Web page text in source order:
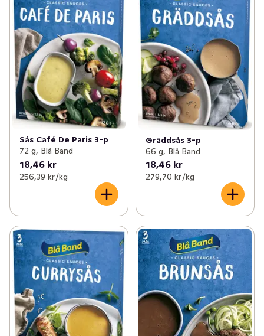
Sås Café De Paris 3-p
72 g, Blå Band
18,46 kr
256,39 kr /kg
Gräddsås 3-p
66 g, Blå Band
18,46 kr
279,70 kr /kg